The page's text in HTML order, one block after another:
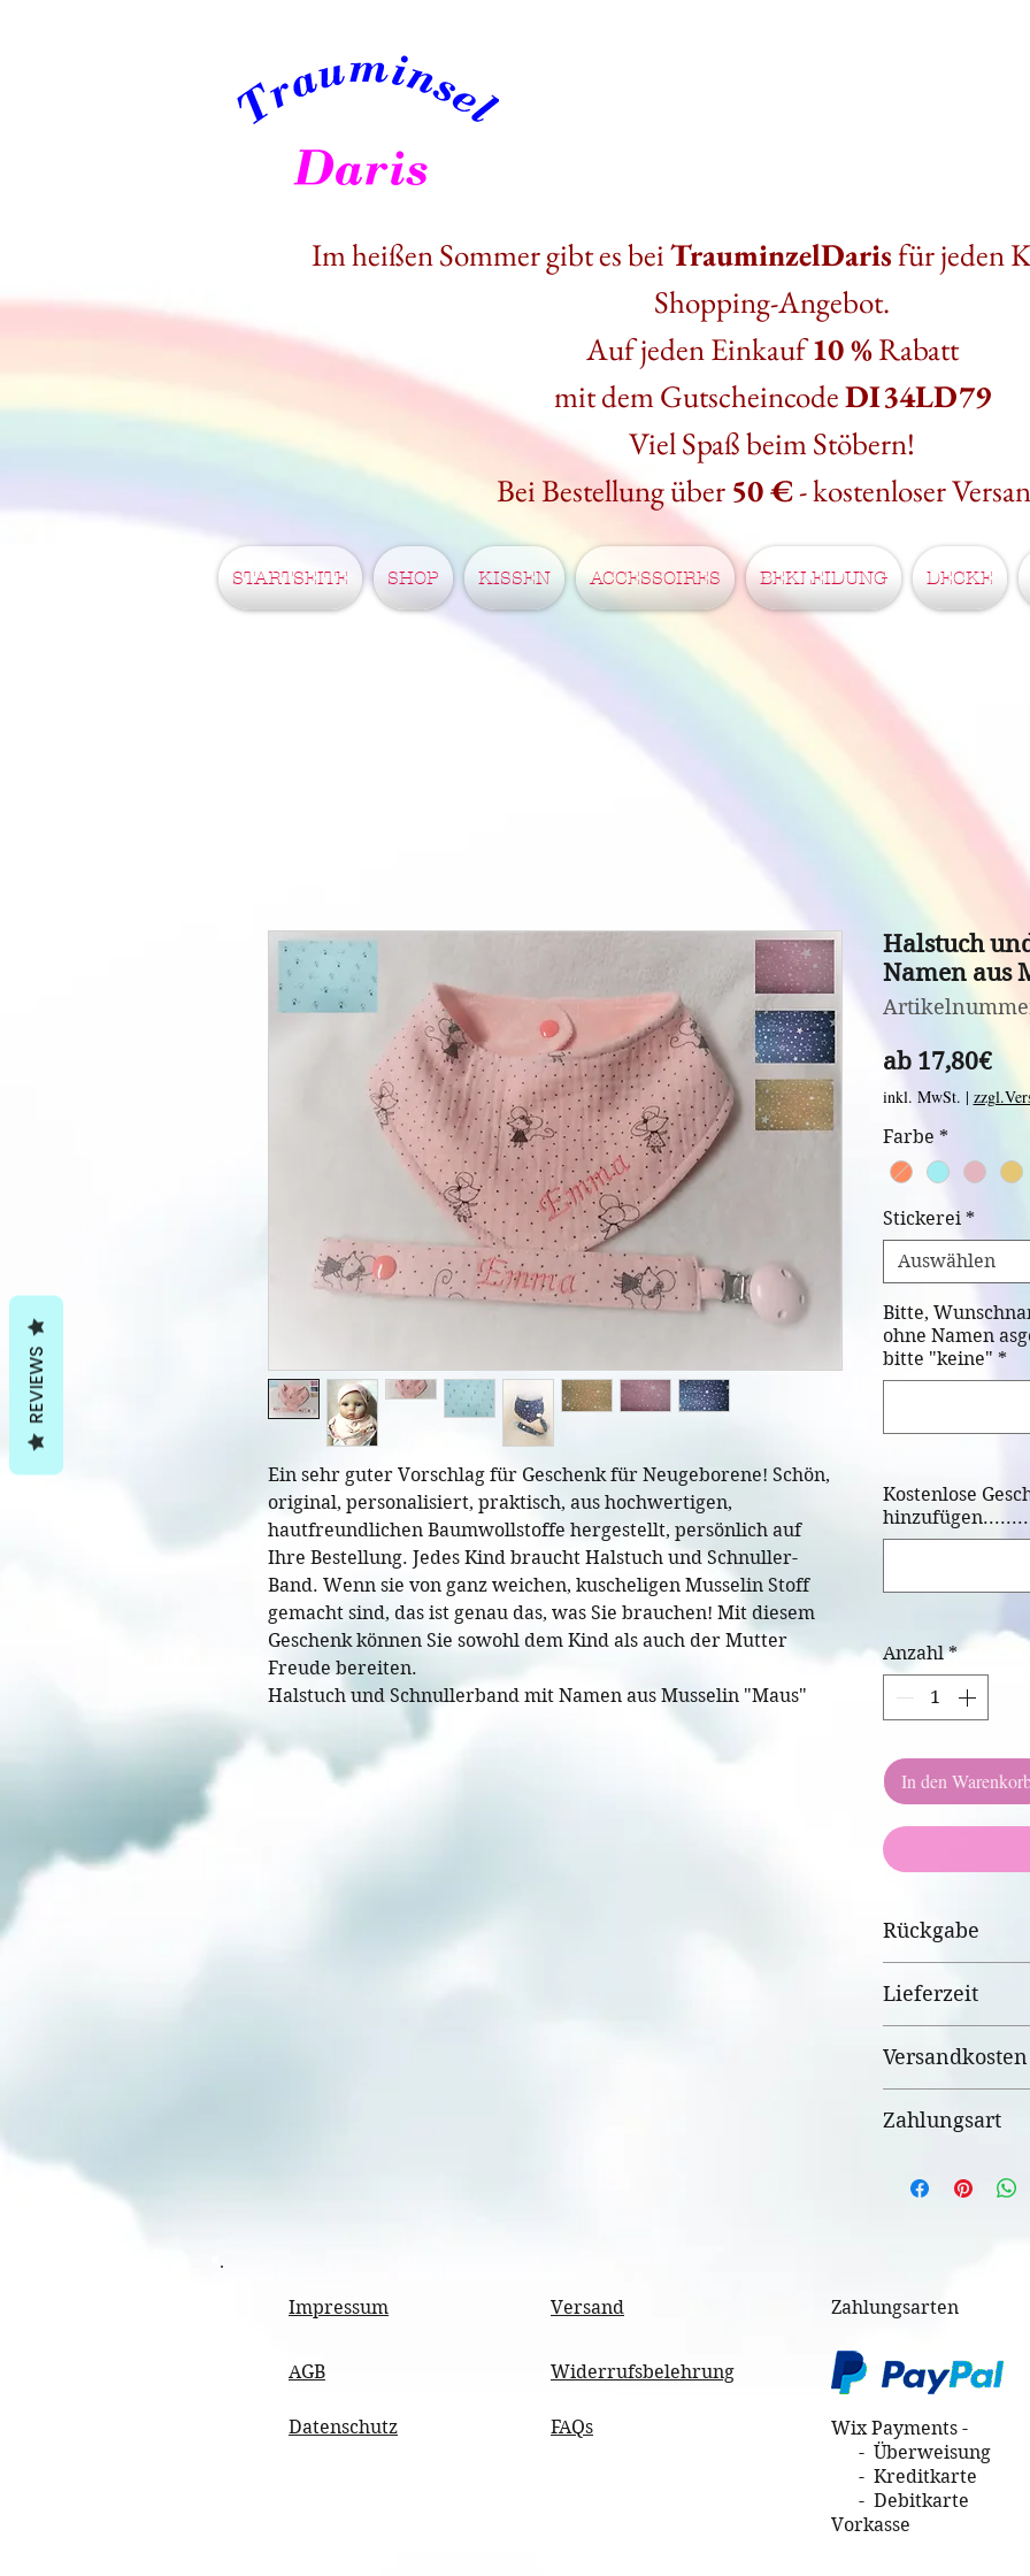
Im heißen Sommer gibt es beiTrauminzelDarisfür jeden
Shopping-Angebot.
Auf jeden Einkauf10 %Rabatt
mit dem GutscheincodeDI34LD79
Viel Spaß beim Stöbern!
Bei Bestellung über 50 €- kostenloser
STARTSEITE SHOP KISSEN ACCESSOIRES BEKLEIDUNG DECKE
Ein sehr guter Vorschlag für Geschenk für Neugeborene! Schön,
original, personalisiert, praktisch, aus hochwertigen,
hautfreundlichen Baumwollstoffe hergestellt, persönlich auf
Ihre Bestellung. Jedes Kind braucht Halstuch und Schnuller-
Band. Wenn sie von ganz weichen, kuscheligen Musselin Stoff
gemacht sind, das ist genau das, was Sie brauchen! Mit diesem
Geschenk können Sie sowohl dem Kind als auch der Mutter
Freude bereiten.
Halstuch und Schnullerband mit Namen aus Musselin "Maus"
Halstuch
Namen aus
ab 17,80€
inkl. MwSt. |
Farbe *
Stickerei *
Auswählen
Bitte,
ohne Namen
bitte "keine" *
Kostenlose
Anzahl *
In den
Rückgabe
personalisiert ist
ausser der
Verarbeitung
Lieferzeit
Versandkosten
Bei Bestellung
nach Gewicht
Zahlungsart
Paypal
Impressum
AGB
Datenschutz
Versand
Widerrufsbelehrung
FAQs
Zahlungsarten
Wix Payments -
- Überweisung
- Kreditkarte
- Debitkarte
Vorkasse
REVIEWS